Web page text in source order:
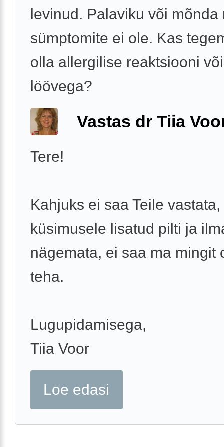
levinud. Palaviku või mõnda
sümptomite ei ole. Kas
olla allergilise reaktsiooni
löövega?
Vastas dr Tiia
Tere!
Kahjuks ei saa Teile
küsimusele lisatud pilti ja
nägemata, ei saa ma mingit
teha.
Lugupidamisega,
Tiia Voor
Loe edasi